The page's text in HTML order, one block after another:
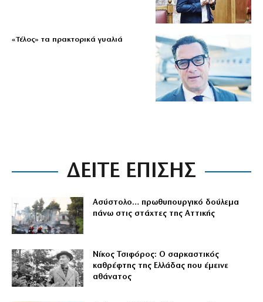
«Τέλος» τα πρακτορικά γυαλιά
ΔΕΙΤΕ ΕΠΙΣΗΣ
Ασύστολο… πρωθυπουργικό δούλεμα
πάνω στις στάχτες της Αττικής
Νίκος Τσιφόρος: Ο σαρκαστικός
καθρέφτης της Ελλάδας που έμεινε
αθάνατος